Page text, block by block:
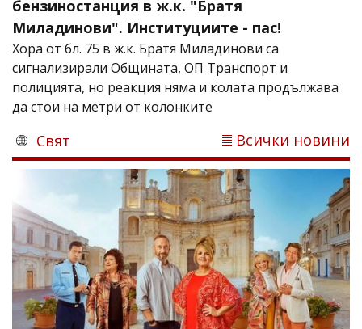
бензиностанция в ж.к. "Братя
Миладинови". Институциите - пас!
Хора от бл. 75 в ж.к. Братя Миладинови са
сигнализирали Oбщината, ОП Транспорт и
полицията, но реакция няма и колата продължава
да стои на метри от колонките
Свят Всички новини